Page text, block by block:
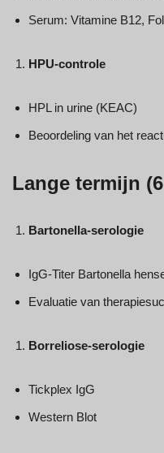
Serum: Vitamine B12,
HPU-controle
HPL in urine (KEAC)
Beoordeling van het
Lange termijn
Bartonella-serologie
IgG-Titer Bartonella
Evaluatie van
Borreliose-serologie
Tickplex IgG
Western Blot